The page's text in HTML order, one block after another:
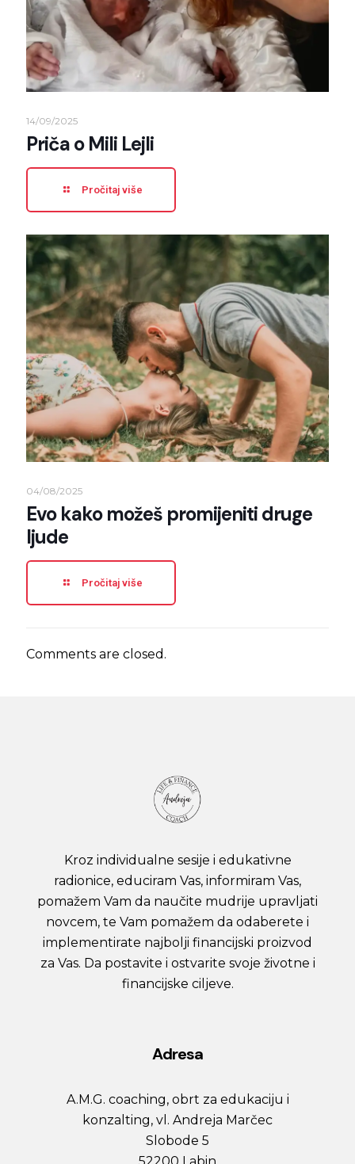
14/09/2025
Priča o Mili Lejli
Pročitaj više
04/08/2025
Evo kako možeš promijeniti druge
ljude
Pročitaj više
Comments are closed.
Kroz individualne sesije i edukativne
radionice, educiram Vas, informiram Vas,
pomažem Vam da naučite mudrije upravljati
novcem, te Vam pomažem da odaberete i
implementirate najbolji financijski proizvod
za Vas. Da postavite i ostvarite svoje životne i
financijske ciljeve.
Adresa
A.M.G. coaching, obrt za edukaciju i
konzalting, vl. Andreja Marčec
Slobode 5